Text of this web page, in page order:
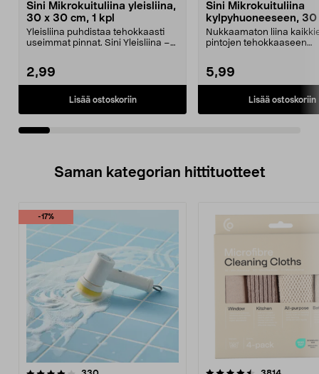
Sini Mikrokuituliina yleisliina,
30 x 30 cm, 1 kpl
Yleisliina puhdistaa tehokkaasti
useimmat pinnat. Sini Yleisliina –
2,99
Lisää ostoskoriin
Sini Mikrokuituliina
kylpyhuoneeseen,
cm, 1 kpl
Nukkaamaton liina
pintojen tehokkaaseen
5,99
Lisää ostoskoriin
Saman kategorian hittituotteet
-17%